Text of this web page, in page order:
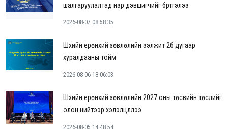
шалгаруулалтад нэр дэвшигчийг бүртгэлээ
2026-08-07 08:58:35
Шүүхийн ерөнхий зөвлөлийн ээлжит 26 дугаар
хуралдааны тойм
2026-08-06 18:06:03
Шүүхийн ерөнхий зөвлөлийн 2027 оны төсвийн төслийг
олон нийтээр хэлэлцүүллээ
2026-08-05 14:48:54